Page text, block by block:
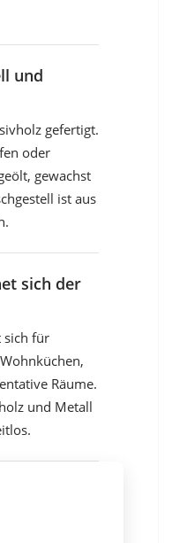
und
gefertigt.
oder
gewachst
ist aus
sich der
sich für
Räume.
und Metall